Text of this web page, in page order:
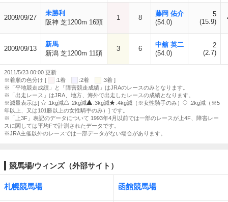
2009/09/27
未勝利
阪神 芝1200m 16頭
1 8
藤岡 佑介
(54.0)
5
(15.9)
2009/09/13
新馬
新潟 芝1200m 11頭
3 6
中舘 英二
(54.0)
2
(2.7)
2011/5/23 00:00 更新
※着順の色分け [
:1着 :2着
:3着 ]
※「平地競走成績」と「障害競走成績」はJRAのレースのみとなります。
※「出走レース」はJRA、地方、海外で出走したレースの成績となります。
※減量表示は[
:1kg減 :2kg減 :3kg減 :4kg減（※女性騎手のみ）
:2kg減（※5
年以上、又は101勝以上の女性騎手のみ）] です。
※「上3F」表記のデータについて 1993年4月以前では一部のレースが上4F、障害レー
スに関しては平均Fで計測されたデータです。
※JRA主催以外のレースでは一部データがない場合があります。
競馬場/ウィンズ（外部サイト）
札幌競馬場 函館競馬場